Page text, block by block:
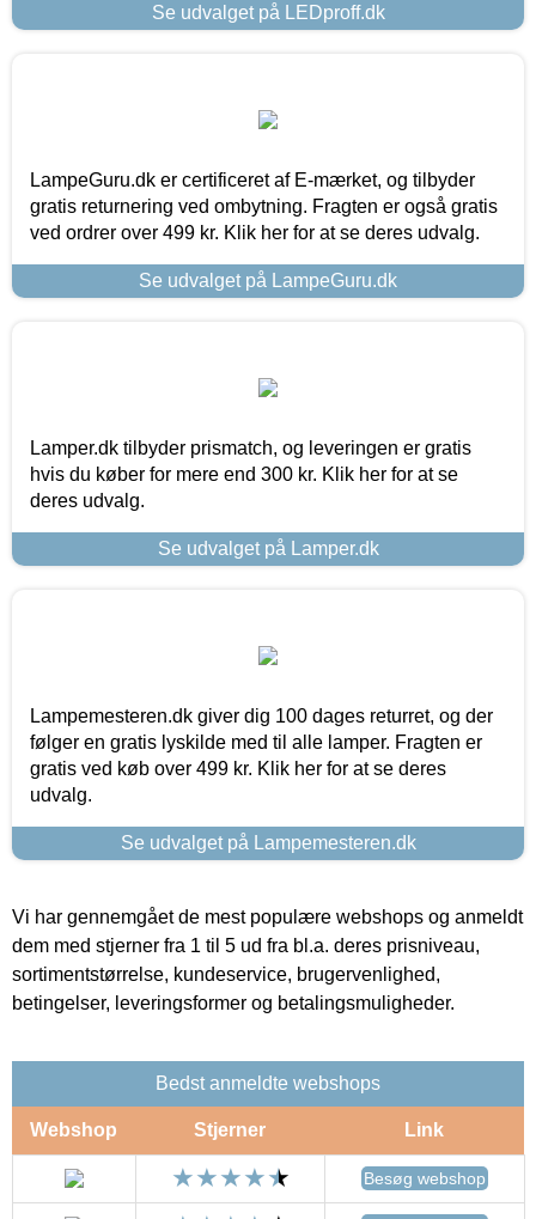
Se udvalget på LEDproff.dk
LampeGuru.dk er certificeret af E-mærket, og tilbyder
gratis returnering ved ombytning. Fragten er også gratis
ved ordrer over 499 kr. Klik her for at se deres udvalg.
Se udvalget på LampeGuru.dk
Lamper.dk tilbyder prismatch, og leveringen er gratis
hvis du køber for mere end 300 kr. Klik her for at se
deres udvalg.
Se udvalget på Lamper.dk
Lampemesteren.dk giver dig 100 dages returret, og der
følger en gratis lyskilde med til alle lamper. Fragten er
gratis ved køb over 499 kr. Klik her for at se deres
udvalg.
Se udvalget på Lampemesteren.dk
Vi har gennemgået de mest populære webshops og anmeldt
dem med stjerner fra 1 til 5 ud fra bl.a. deres prisniveau,
sortimentstørrelse, kundeservice, brugervenlighed,
betingelser, leveringsformer og betalingsmuligheder.
Bedst anmeldte webshops
Webshop Stjerner Link
Besøg webshop